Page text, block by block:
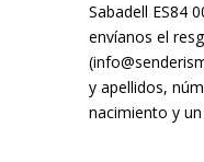
Sabadell ES84
envíanos el
y apellidos,
nacimiento y